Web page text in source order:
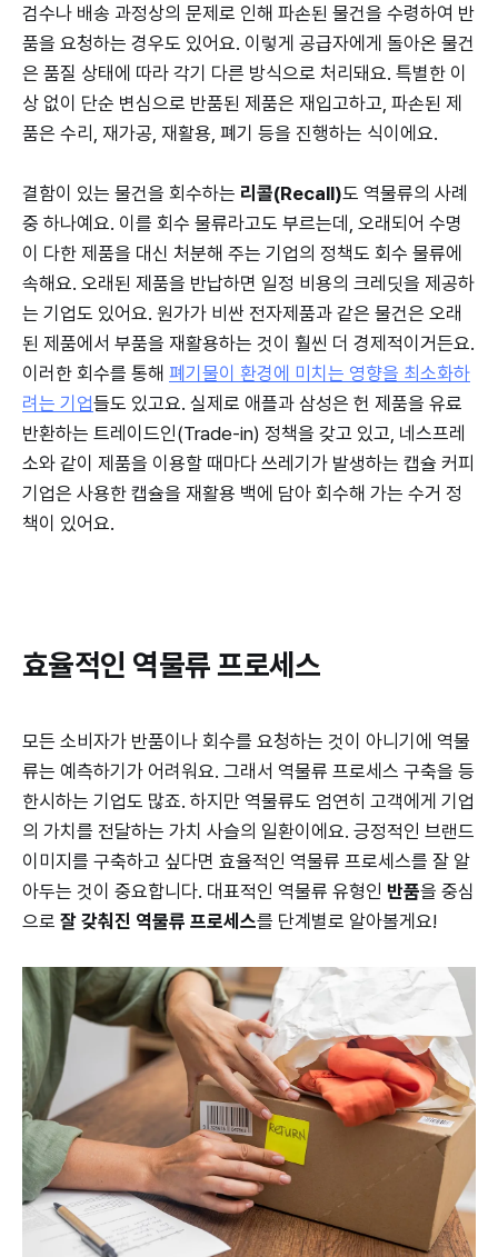
검수나 배송 과정상의 문제로 인해 파손된 물건을 수령하여 반
품을 요청하는 경우도 있어요. 이렇게 공급자에게 돌아온 물건
은 품질 상태에 따라 각기 다른 방식으로 처리돼요. 특별한 이
상 없이 단순 변심으로 반품된 제품은 재입고하고, 파손된 제
품은 수리, 재가공, 재활용, 폐기 등을 진행하는 식이에요.
결함이 있는 물건을 회수하는 리콜(Recall)도 역물류의 사례
중 하나예요. 이를 회수 물류라고도 부르는데, 오래되어 수명
이 다한 제품을 대신 처분해 주는 기업의 정책도 회수 물류에
속해요. 오래된 제품을 반납하면 일정 비용의 크레딧을 제공하
는 기업도 있어요. 원가가 비싼 전자제품과 같은 물건은 오래
된 제품에서 부품을 재활용하는 것이 훨씬 더 경제적이거든요.
이러한 회수를 통해 폐기물이 환경에 미치는 영향을 최소화하
려는 기업들도 있고요. 실제로 애플과 삼성은 헌 제품을 유료
반환하는 트레이드인(Trade-in) 정책을 갖고 있고, 네스프레
소와 같이 제품을 이용할 때마다 쓰레기가 발생하는 캡슐 커피
기업은 사용한 캡슐을 재활용 백에 담아 회수해 가는 수거 정
책이 있어요.
효율적인 역물류 프로세스
모든 소비자가 반품이나 회수를 요청하는 것이 아니기에 역물
류는 예측하기가 어려워요. 그래서 역물류 프로세스 구축을 등
한시하는 기업도 많죠. 하지만 역물류도 엄연히 고객에게 기업
의 가치를 전달하는 가치 사슬의 일환이에요. 긍정적인 브랜드
이미지를 구축하고 싶다면 효율적인 역물류 프로세스를 잘 알
아두는 것이 중요합니다. 대표적인 역물류 유형인 반품을 중심
으로 잘 갖춰진 역물류 프로세스를 단계별로 알아볼게요!